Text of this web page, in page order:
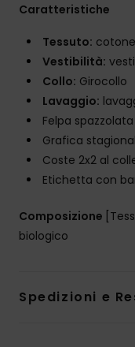
Caratteristiche
Tessuto:
Vestibilità:
Collo: Girocollo
Lavaggio:
Felpa spazzolata
Grafica
Coste 2x2 al
Etichetta con
Composizione
biologico
Spedizioni e